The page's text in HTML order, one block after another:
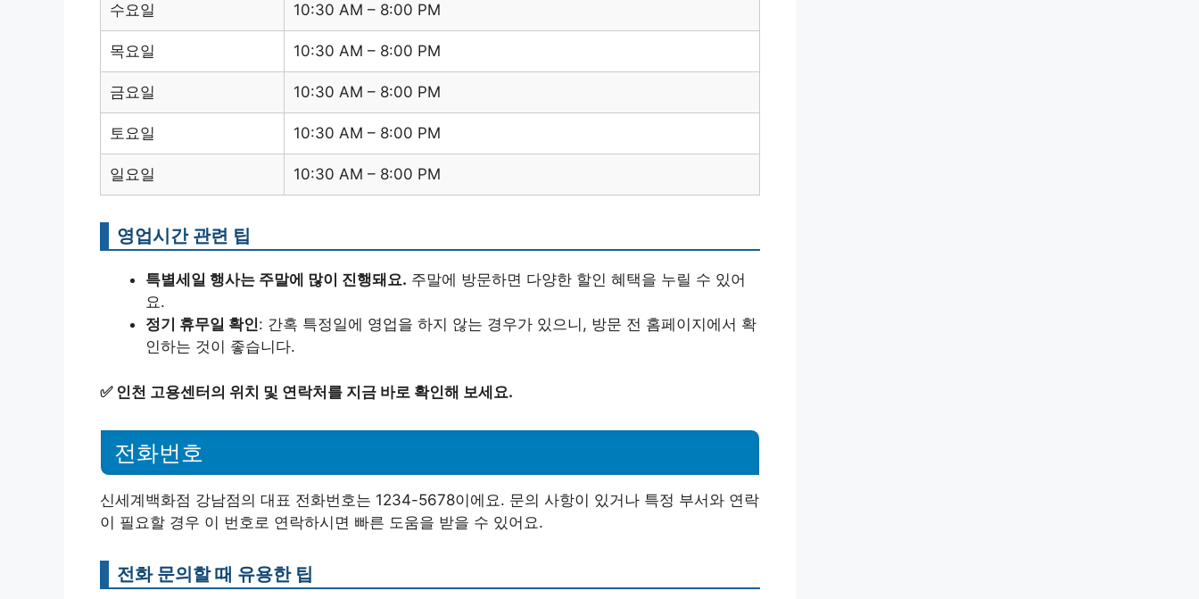
수요일 10:30 AM – 8:00 PM
목요일 10:30 AM – 8:00 PM
금요일 10:30 AM – 8:00 PM
토요일 10:30 AM – 8:00 PM
일요일 10:30 AM – 8:00 PM
영업시간 관련 팁
특별세일 행사는 주말에 많이 진행돼요. 주말에 방문하면 다양한 할인 혜택을 누릴 수 있어
요.
정기 휴무일 확인: 간혹 특정일에 영업을 하지 않는 경우가 있으니, 방문 전 홈페이지에서 확
인하는 것이 좋습니다.
✅ 인천 고용센터의 위치 및 연락처를 지금 바로 확인해 보세요.
전화번호
신세계백화점 강남점의 대표 전화번호는 1234-5678이에요. 문의 사항이 있거나 특정 부서와 연락
이 필요할 경우 이 번호로 연락하시면 빠른 도움을 받을 수 있어요.
전화 문의할 때 유용한 팁